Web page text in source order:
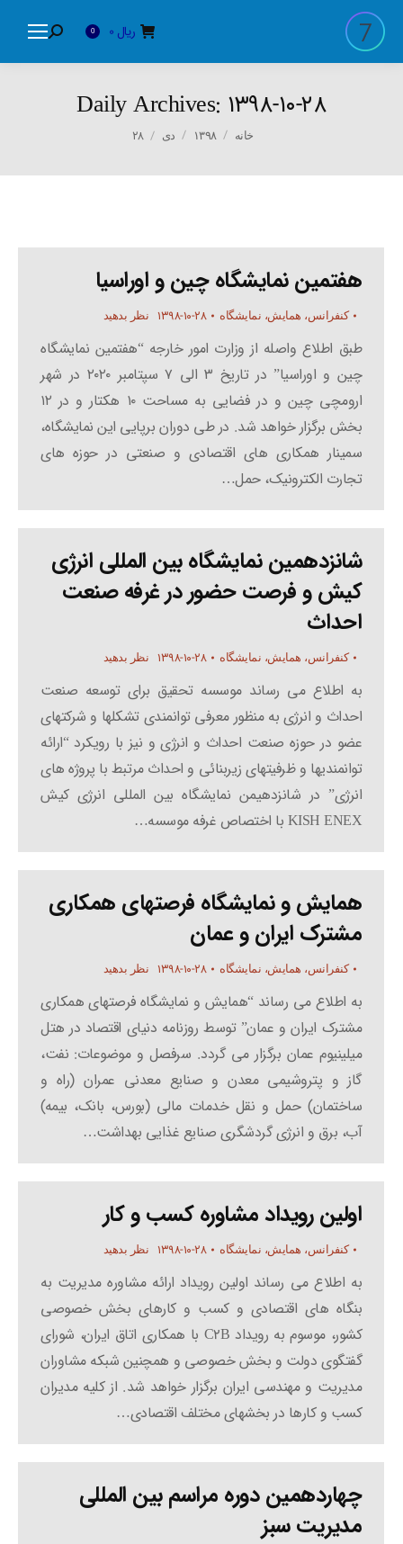
ریال 0
Search:
Daily Archives: ۱۳۹۸-۱۰-۲۸
You are here:
خانه ۱۳۹۸ دی ۲۸
هفتمین نمایشگاه چین و اوراسیا
کنفرانس، همایش، نمایشگاه ۱۳۹۸-۱۰-۲۸ نظر بدهید
طبق اطلاع واصله از وزارت امور خارجه “هفتمین نمایشگاه
چین و اوراسیا” در تاریخ ۳ الی ۷ سپتامبر ۲۰۲۰ در شهر
ارومچی چین و در فضایی به مساحت ۱۰ هکتار و در ۱۲
بخش برگزار خواهد شد. در طی دوران برپایی این نمایشگاه،
سمینار همکاری های اقتصادی و صنعتی در حوزه های
تجارت الکترونیک، حمل…
شانزدهمین نمایشگاه بین المللی انرژی
کیش و فرصت حضور در غرفه صنعت
احداث
کنفرانس، همایش، نمایشگاه ۱۳۹۸-۱۰-۲۸ نظر بدهید
به اطلاع می رساند موسسه تحقیق برای توسعه صنعت
احداث و انرژی به منظور معرفی توانمندی تشکلها و شرکتهای
عضو در حوزه صنعت احداث و انرژی و نیز با رویکرد “ارائه
توانمندیها و ظرفیتهای زیربنائی و احداث مرتبط با پروژه های
انرژی” در شانزدهیمن نمایشگاه بین المللی انرژی کیش
KISH ENEX با اختصاص غرفه موسسه…
همایش و نمایشگاه فرصتهای همکاری
مشترک ایران و عمان
کنفرانس، همایش، نمایشگاه ۱۳۹۸-۱۰-۲۸ نظر بدهید
به اطلاع می رساند “همایش و نمایشگاه فرصتهای همکاری
مشترک ایران و عمان” توسط روزنامه دنیای اقتصاد در هتل
میلینیوم عمان برگزار می گردد. سرفصل و موضوعات: نفت،
گاز و پتروشیمی معدن و صنایع معدنی عمران (راه و
ساختمان) حمل و نقل خدمات مالی (بورس، بانک، بیمه)
آب، برق و انرژی گردشگری صنایع غذایی بهداشت…
اولین رویداد مشاوره کسب و کار
کنفرانس، همایش، نمایشگاه ۱۳۹۸-۱۰-۲۸ نظر بدهید
به اطلاع می رساند اولین رویداد ارائه مشاوره مدیریت به
بنگاه های اقتصادی و کسب و کارهای بخش خصوصی
کشور، موسوم به رویداد C2B با همکاری اتاق ایران، شورای
گفتگوی دولت و بخش خصوصی و همچنین شبکه مشاوران
مدیریت و مهندسی ایران برگزار خواهد شد. از کلیه مدیران
کسب و کارها در بخشهای مختلف اقتصادی…
چهاردهمین دوره مراسم بین المللی
مدیریت سبز